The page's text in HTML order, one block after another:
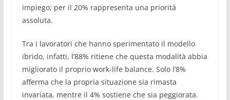
impiego; per il 20% rappresenta una priorità
assoluta.
Tra i lavoratori che hanno sperimentato il modello
ibrido, infatti, l’88% ritiene che questa modalità abbia
migliorato il proprio work-life balance. Solo l’8%
afferma che la propria situazione sia rimasta
invariata, mentre il 4% sostiene che sia peggiorata.